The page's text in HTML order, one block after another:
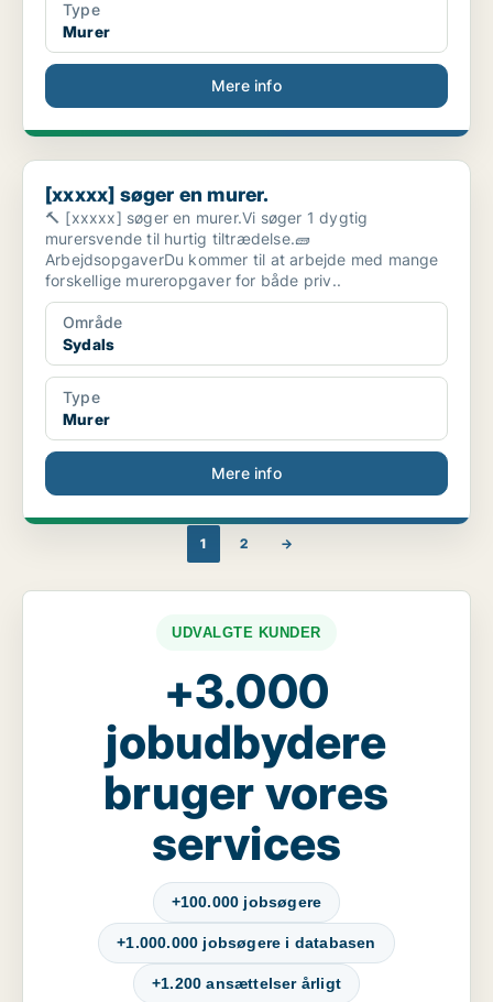
Type
Murer
Mere info
[xxxxx] søger en murer.
[xxxxx] søger en murer.
🔨 [xxxxx] søger en murer.Vi søger 1 dygtig
murersvende til hurtig tiltrædelse.🧱
ArbejdsopgaverDu kommer til at arbejde med mange
forskellige mureropgaver for både priv..
Område
Sydals
Type
Murer
Mere info
1 2 →
UDVALGTE KUNDER
+3.000
jobudbydere
bruger vores
services
+100.000 jobsøgere
+1.000.000 jobsøgere i databasen
+1.200 ansættelser årligt